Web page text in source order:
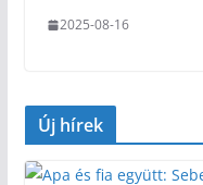
2025-08-16
Új hírek